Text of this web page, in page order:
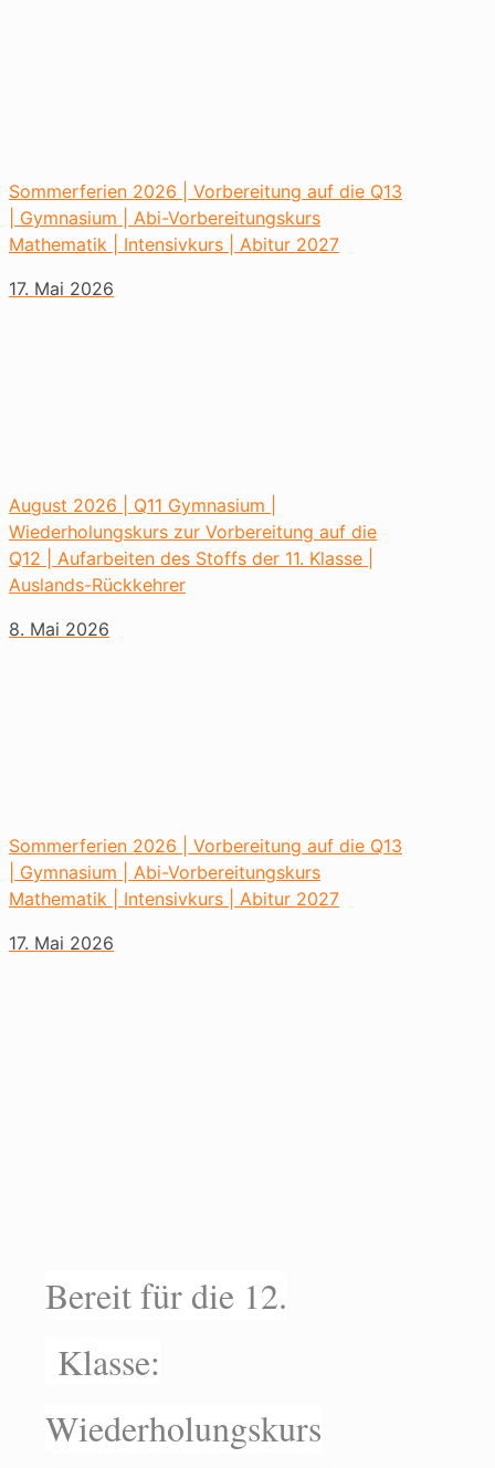
Sommerferien 2026 | Vorbereitung auf die Q13
| Gymnasium | Abi-Vorbereitungskurs
Mathematik | Intensivkurs | Abitur 2027
17. Mai 2026
August 2026 | Q11 Gymnasium |
Wiederholungskurs zur Vorbereitung auf die
Q12 | Aufarbeiten des Stoffs der 11. Klasse |
Auslands-Rückkehrer
8. Mai 2026
Sommerferien 2026 | Vorbereitung auf die Q13
| Gymnasium | Abi-Vorbereitungskurs
Mathematik | Intensivkurs | Abitur 2027
17. Mai 2026
Bereit für die 12.
Klasse:
Wiederholungskurs